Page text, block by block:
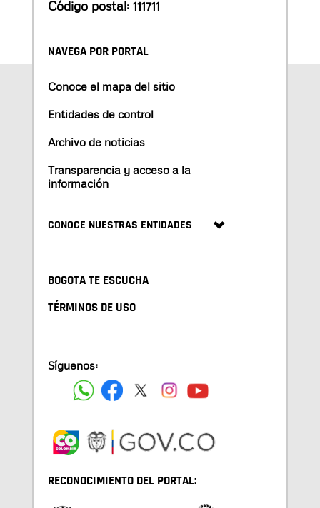
Código postal: 111711
NAVEGA POR PORTAL
Conoce el mapa del sitio
Entidades de control
Archivo de noticias
Transparencia y acceso a la
información
CONOCE NUESTRAS ENTIDADES
BOGOTA TE ESCUCHA
TÉRMINOS DE USO
Síguenos:
RECONOCIMIENTO DEL PORTAL: